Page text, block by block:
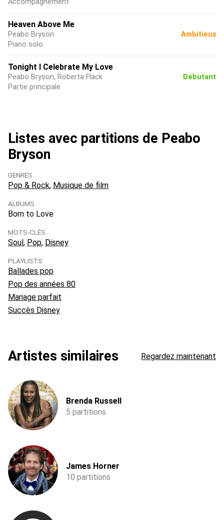
Accompagnement
Heaven Above Me
Peabo Bryson
Piano solo
Ambitieux
Tonight I Celebrate My Love
Peabo Bryson, Roberta Flack
Partie principale
Débutant
Listes avec partitions de Peabo
Bryson
GENRES
Pop & Rock Musique de film
ALBUMS
Born to Love
MOTS-CLÉS
Soul Pop Disney
PLAYLISTS
Ballades pop
Pop des années 80
Mariage parfait
Succès Disney
Artistes similaires Regardez maintenant
Brenda Russell
5 partitions
James Horner
10 partitions